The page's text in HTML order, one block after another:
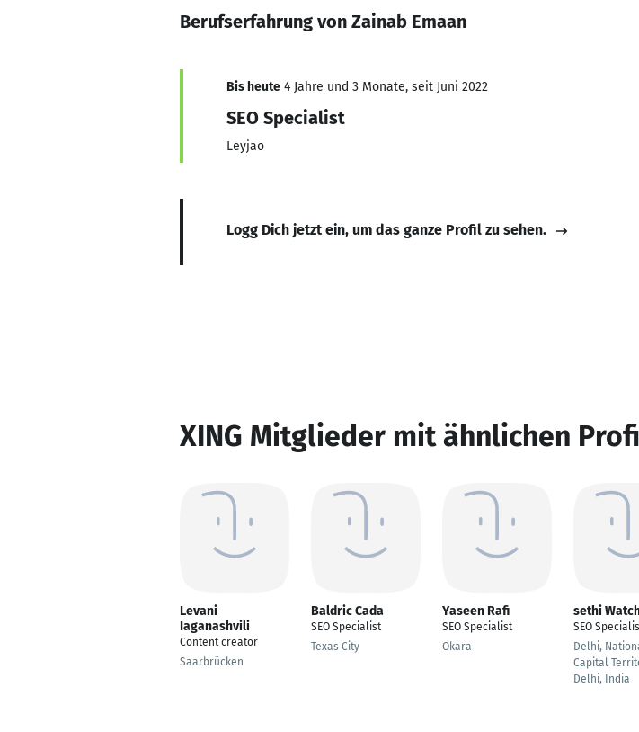
Berufserfahrung von Zainab Emaan
Bis heute 4 Jahre und 3 Monate, seit Juni 2022
SEO Specialist
Leyjao
Logg Dich jetzt ein, um das ganze Profil zu sehen.
XING Mitglieder mit ähnlichen
Levani
Iaganashvili
Content creator
Saarbrücken
Baldric Cada
SEO Specialist
Texas City
Yaseen Rafi
SEO Specialist
Okara
sethi
SEO
Delhi,
Capital
Delhi, India